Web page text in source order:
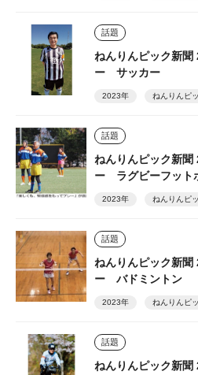
話題
ねんりんピック新
ー サッカー
2023年 ねんりんピ
話題
ねんりんピック新
ー ラグビーフット
2023年 ねんりんピ
話題
ねんりんピック新
ー バドミントン
2023年 ねんりんピ
話題
ねんりんピック新